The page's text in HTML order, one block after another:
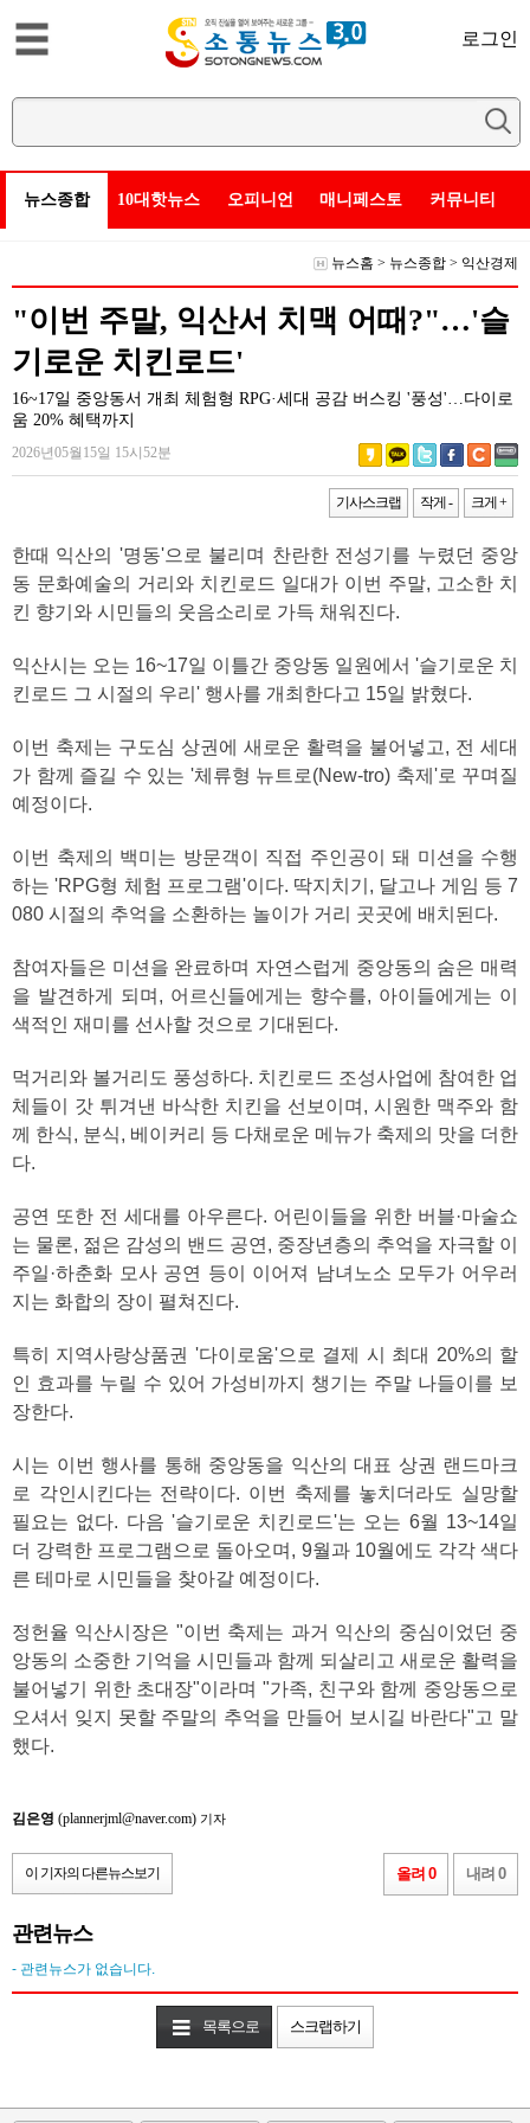
로그인
뉴스종합 10대핫뉴스 오피니언 매니페스토 커뮤니티
뉴스홈 > 뉴스종합 > 익산경제
"이번 주말, 익산서 치맥 어때?"…'슬
기로운 치킨로드'
16~17일 중앙동서 개최 체험형 RPG·세대 공감 버스킹 '풍성'…다이로
움 20% 혜택까지
2026년05월15일 15시52분
기사스크랩 작게 - 크게 +
한때 익산의 '명동'으로 불리며 찬란한 전성기를 누렸던 중앙
동 문화예술의 거리와 치킨로드 일대가 이번 주말, 고소한 치
킨 향기와 시민들의 웃음소리로 가득 채워진다.
익산시는 오는 16~17일 이틀간 중앙동 일원에서 '슬기로운 치
킨로드 그 시절의 우리' 행사를 개최한다고 15일 밝혔다.
이번 축제는 구도심 상권에 새로운 활력을 불어넣고, 전 세대
가 함께 즐길 수 있는 '체류형 뉴트로(New-tro) 축제'로 꾸며질
예정이다.
이번 축제의 백미는 방문객이 직접 주인공이 돼 미션을 수행
하는 'RPG형 체험 프로그램'이다. 딱지치기, 달고나 게임 등 7
080 시절의 추억을 소환하는 놀이가 거리 곳곳에 배치된다.
참여자들은 미션을 완료하며 자연스럽게 중앙동의 숨은 매력
을 발견하게 되며, 어르신들에게는 향수를, 아이들에게는 이
색적인 재미를 선사할 것으로 기대된다.
먹거리와 볼거리도 풍성하다. 치킨로드 조성사업에 참여한 업
체들이 갓 튀겨낸 바삭한 치킨을 선보이며, 시원한 맥주와 함
께 한식, 분식, 베이커리 등 다채로운 메뉴가 축제의 맛을 더한
다.
공연 또한 전 세대를 아우른다. 어린이들을 위한 버블·마술쇼
는 물론, 젊은 감성의 밴드 공연, 중장년층의 추억을 자극할 이
주일·하춘화 모사 공연 등이 이어져 남녀노소 모두가 어우러
지는 화합의 장이 펼쳐진다.
특히 지역사랑상품권 '다이로움'으로 결제 시 최대 20%의 할
인 효과를 누릴 수 있어 가성비까지 챙기는 주말 나들이를 보
장한다.
시는 이번 행사를 통해 중앙동을 익산의 대표 상권 랜드마크
로 각인시킨다는 전략이다. 이번 축제를 놓치더라도 실망할
필요는 없다. 다음 '슬기로운 치킨로드'는 오는 6월 13~14일
더 강력한 프로그램으로 돌아오며, 9월과 10월에도 각각 색다
른 테마로 시민들을 찾아갈 예정이다.
정헌율 익산시장은 "이번 축제는 과거 익산의 중심이었던 중
앙동의 소중한 기억을 시민들과 함께 되살리고 새로운 활력을
불어넣기 위한 초대장"이라며 "가족, 친구와 함께 중앙동으로
오셔서 잊지 못할 주말의 추억을 만들어 보시길 바란다"고 말
했다.
김은영 (plannerjml@naver.com) 기자
이 기자의 다른뉴스보기 올려 0 내려 0
관련뉴스
- 관련뉴스가 없습니다.
목록으로 스크랩하기